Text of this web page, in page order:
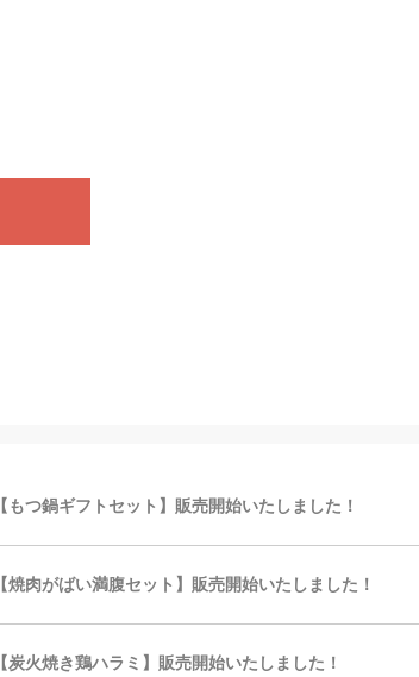
【もつ鍋ギフトセット】販売開始いたしました！
【焼肉がばい満腹セット】販売開始いたしました！
【炭火焼き鶏ハラミ】販売開始いたしました！